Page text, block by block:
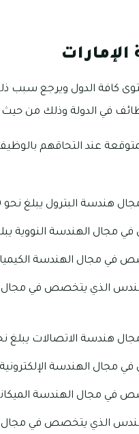
كافة الدول ويرجع
في الدولة وذلك من حيث
عند التحاقهم
يبلغ نحو 260 ألف درهم إماراتي.
النووية يبلغ حوالي 250 ألف
الكيميائية يبلغ نحو 101
يبلغ نحو 156 ألف درهم
الإلكترونية يبلغ حوالي 59 ألف
الميكانيكية يبلغ نحو